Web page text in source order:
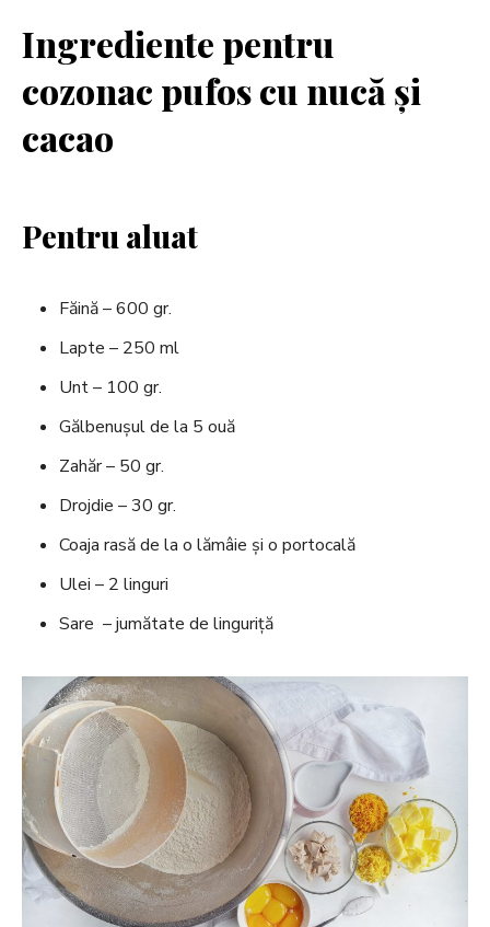
Ingrediente pentru
cozonac pufos cu nucă și
cacao
Pentru aluat
Făină – 600 gr.
Lapte – 250 ml
Unt – 100 gr.
Gălbenușul de la 5 ouă
Zahăr – 50 gr.
Drojdie – 30 gr.
Coaja rasă de la o lămâie și o portocală
Ulei – 2 linguri
Sare – jumătate de linguriță